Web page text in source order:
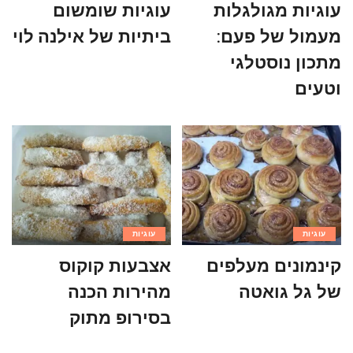
עוגיות מגולגלות
מעמול של פעם:
מתכון נוסטלגי
וטעים
עוגיות שומשום
ביתיות של אילנה לוי
עוגיות
קינמונים מעלפים
של גל גואטה
עוגיות
אצבעות קוקוס
מהירות הכנה
בסירופ מתוק